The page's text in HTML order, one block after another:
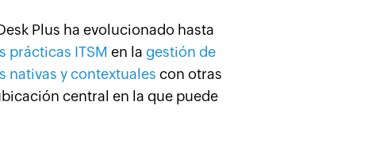
Plus ha evolucionado hasta
prácticas ITSM en la gestión de
nativas y contextuales con otras
central en la que puede